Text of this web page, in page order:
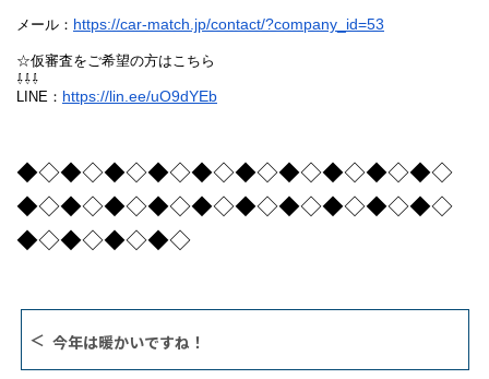
メール： https://car-match.jp/contact/?company_id=53
☆仮審査をご希望の方はこちら
⇩⇩⇩
LINE： https://lin.ee/uO9dYEb
◆◇◆◇◆◇◆◇◆◇◆◇◆◇◆◇◆◇◆◇
◆◇◆◇◆◇◆◇◆◇◆◇◆◇◆◇◆◇◆◇
◆◇◆◇◆◇◆◇
今年は暖かいですね！